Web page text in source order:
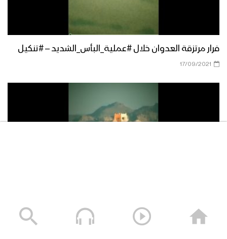
موجز مشاهد عملية البأس الشديد “تحرير
مديريتي مدغل ومجزر – مأرب”
للكشف عن تفاصيل ومشاهد عملية البأس
الشديد “تحرير مديريتي مدغل ومجزر
فرار مرتزقة العدوان خلال #عملية_البأس_الشديد – #تنكيل
17/09/2021
تفجير برج رقابة السائلة في مجازة عسير – #تنكيل